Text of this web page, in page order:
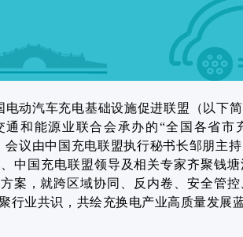
电动汽车充电基础设施促进联盟（以下简
通和能源业联合会承办的“全国各省市
会议由中国充电联盟执行秘书长邹朋主
中国充电联盟领导及相关专家齐聚钱
案，就跨区域协同、反内卷、安全管
行业共识，共绘充换电产业高质量发展蓝